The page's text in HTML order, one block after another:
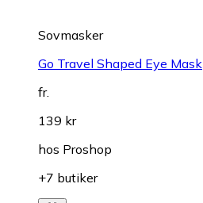
Sovmasker
Go Travel Shaped Eye Mask
fr.
139 kr
hos Proshop
+7 butiker